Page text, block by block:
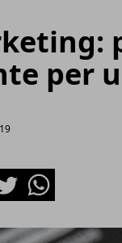
per
Whatsapp